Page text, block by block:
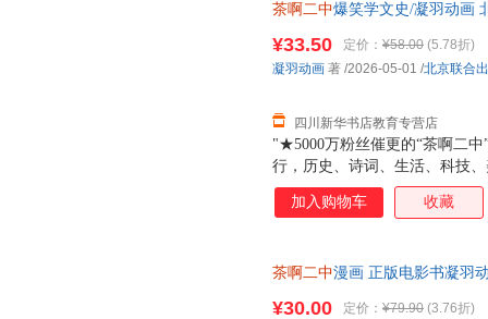
茶啊二中爆笑学文史/凝羽动画
"★5000万粉丝催更的“茶啊二
行，历史、诗词、生活、科技
网打尽。★熬夜背的梗里都是
进入了脑子！★你知道古代的
识都在这本书里，让你全方位
¥33.50 定价： ¥58.00 (5.78折)
四川新华书店教育专营店
凝羽动画 著 /2026-05-01 /北京联合
加入购物车 收藏
茶啊二中漫画 正版电影书凝羽
¥30.00 定价： ¥79.90 (3.76折)